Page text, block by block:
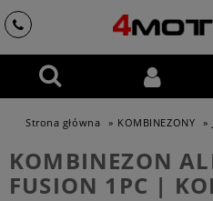
Strona główna » KOMBINEZONY »
KOMBINEZON
FUSION 1PC |